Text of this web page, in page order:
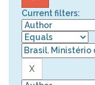
Current filters: